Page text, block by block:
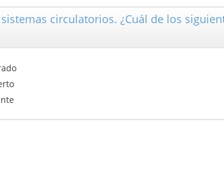
circulatorios. ¿Cuál de los